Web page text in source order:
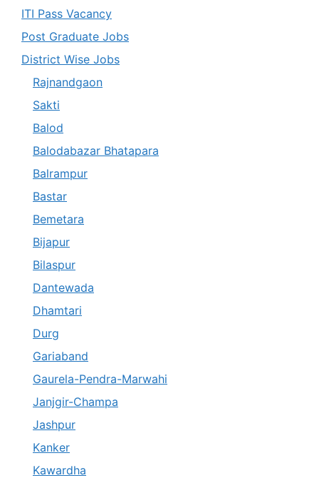
ITI Pass Vacancy
Post Graduate Jobs
District Wise Jobs
Rajnandgaon
Sakti
Balod
Balodabazar Bhatapara
Balrampur
Bastar
Bemetara
Bijapur
Bilaspur
Dantewada
Dhamtari
Durg
Gariaband
Gaurela-Pendra-Marwahi
Janjgir-Champa
Jashpur
Kanker
Kawardha